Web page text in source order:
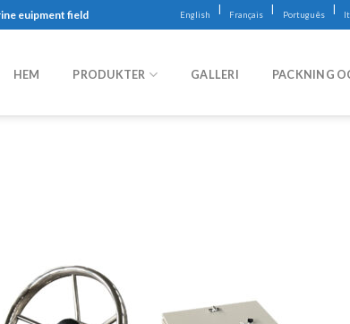
euipment field English | Français | Português |
HEM PRODUKTER GALLERI PACKNING